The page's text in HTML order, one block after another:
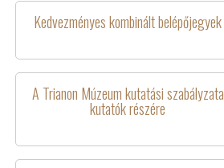
Kedvezményes kombinált belépőjegyek
A Trianon Múzeum kutatási szabályzata
kutatók részére